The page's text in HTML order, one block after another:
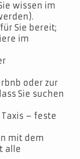
wissen im
Sie bereit;
im
oder zur
Sie suchen
– feste
mit dem
alle